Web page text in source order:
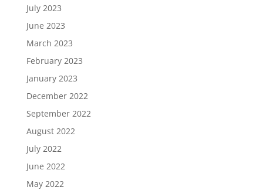
July 2023
June 2023
March 2023
February 2023
January 2023
December 2022
September 2022
August 2022
July 2022
June 2022
May 2022